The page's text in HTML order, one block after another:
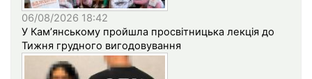
06/08/2026 18:42
У Кам’янському пройшла просвітницька лекція до
Тижня грудного вигодовування